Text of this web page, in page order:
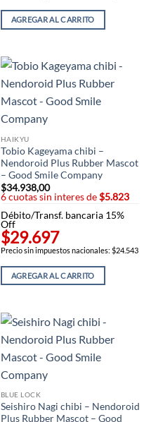
AGREGAR AL CARRITO
HAIKYU
Tobio Kageyama chibi –
Nendoroid Plus Rubber Mascot
– Good Smile Company
$34.938,00
6 cuotas sin interes de$5.823
Débito/Transf. bancaria 15%
Off
$29.697
Precio sin impuestos nacionales: $24.543
AGREGAR AL CARRITO
BLUE LOCK
Seishiro Nagi chibi – Nendoroid
Plus Rubber Mascot – Good